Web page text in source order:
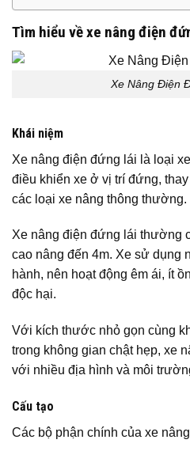
Tìm hiểu về xe nâng điện
Xe Nâng Điện
Khái niệm
Xe nâng điện đứng lái là loại
điều khiển xe ở vị trí đứng,
các loại xe nâng thông thường.
Xe nâng điện đứng lái thường
cao nâng đến 4m. Xe sử dụng
hành, nên hoạt động êm ái, ít
độc hại.
Với kích thước nhỏ gọn cùng
trong không gian chật hẹp, xe
với nhiều địa hình và môi
Cấu tạo
Các bộ phận chính của xe